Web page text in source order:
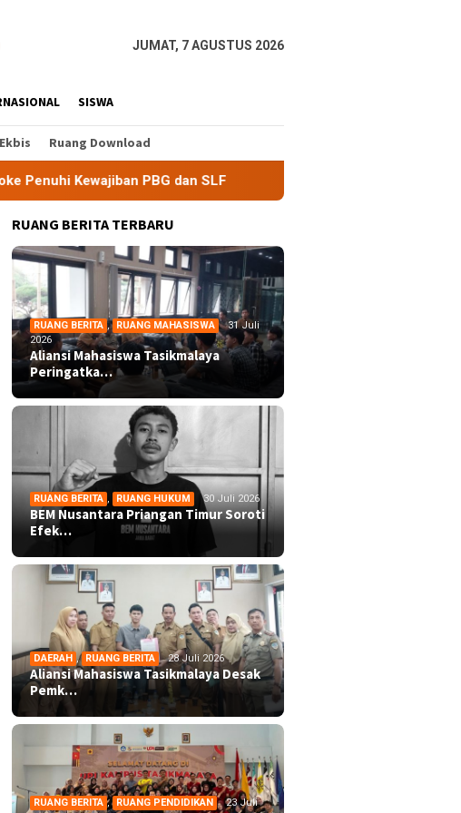
JUMAT, 7 AGUSTUS 2026
SISWA
Ruang Download
dan SLF BEM Nusantara Priangan Timur Soroti Efektivitas
RUANG BERITA TERBARU
RUANG BERITA , RUANG MAHASISWA
31 Juli
2026
Aliansi Mahasiswa Tasikmalaya
Peringatka…
RUANG BERITA , RUANG HUKUM 30 Juli 2026
BEM Nusantara Priangan Timur Soroti
Efek…
DAERAH , RUANG BERITA 28 Juli 2026
Aliansi Mahasiswa Tasikmalaya Desak
Pemk…
RUANG BERITA , RUANG PENDIDIKAN
23 Juli